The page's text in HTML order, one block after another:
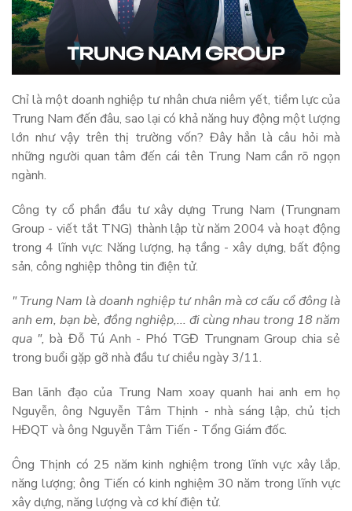
Chỉ là một doanh nghiệp tư nhân chưa niêm yết, tiềm lực của
Trung Nam đến đâu, sao lại có khả năng huy động một lượng
lớn như vậy trên thị trường vốn? Đây hẳn là câu hỏi mà
những người quan tâm đến cái tên Trung Nam cần rõ ngọn
ngành.
Công ty cổ phần đầu tư xây dựng Trung Nam (Trungnam
Group - viết tắt TNG) thành lập từ năm 2004 và hoạt động
trong 4 lĩnh vực: Năng lượng, hạ tầng - xây dựng, bất động
sản, công nghiệp thông tin điện tử.
" Trung Nam là doanh nghiệp tư nhân mà cơ cấu cổ đông là
anh em, bạn bè, đồng nghiệp,... đi cùng nhau trong 18 năm
qua ",bà Đỗ Tú Anh - Phó TGĐ Trungnam Group chia sẻ
trong buổi gặp gỡ nhà đầu tư chiều ngày 3/11.
Ban lãnh đạo của Trung Nam xoay quanh hai anh em họ
Nguyễn, ông Nguyễn Tâm Thịnh - nhà sáng lập, chủ tịch
HĐQT và ông Nguyễn Tâm Tiến - Tổng Giám đốc.
Ông Thịnh có 25 năm kinh nghiệm trong lĩnh vực xây lắp,
năng lượng; ông Tiến có kinh nghiệm 30 năm trong lĩnh vực
xây dựng, năng lượng và cơ khí điện tử.